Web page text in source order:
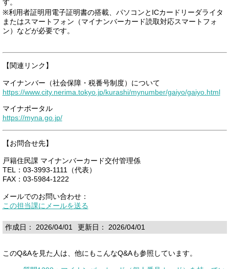
す。
※利用者証明用電子証明書の搭載、パソコンとICカードリーダライタ
またはスマートフォン（マイナンバーカード読取対応スマートフォ
ン）などが必要です。
【関連リンク】
マイナンバー（社会保障・税番号制度）について
https://www.city.nerima.tokyo.jp/kurashi/mynumber/gaiyo/gaiyo.html
マイナポータル
https://myna.go.jp/
【お問合せ先】
戸籍住民課 マイナンバーカード交付管理係
TEL：03-3993-1111（代表）
FAX：03-5984-1222
メールでのお問い合わせ：
この担当課にメールを送る
作成日： 2026/04/01 更新日： 2026/04/01
このQ&Aを見た人は、他にもこんなQ&Aも参照しています。